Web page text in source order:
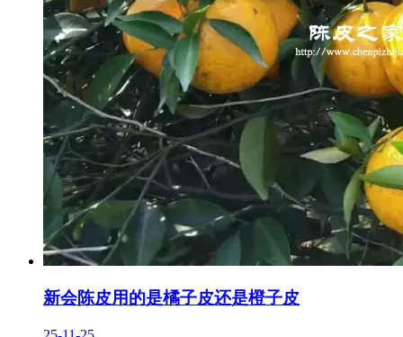
新会陈皮用的是橘子皮还是橙子皮